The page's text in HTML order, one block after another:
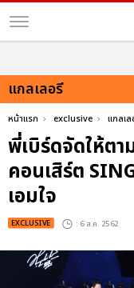
แกลเลอรี
หน้าแรก exclusive แกลเ
พี่เบิร์ดจัดให้ต
คอนเสิร์ต
เอมใจ
EXCLUSIVE : 6 ส.ค. 2562